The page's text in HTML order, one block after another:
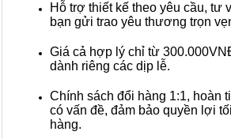
Hỗ trợ thiết kế theo yêu cầu, tư
bạn gửi trao yêu thương trọn
Giá cả hợp lý chỉ từ
dành riêng các dịp lễ.
Chính sách đổi hàng 1:1, hoàn
có vấn đề, đảm bảo quyền lợi
hàng.